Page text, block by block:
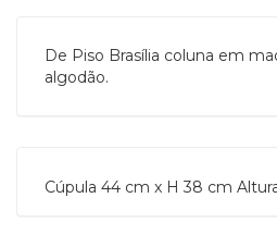
De Piso Brasília coluna em
algodão.
Cúpula 44 cm x H 38 cm